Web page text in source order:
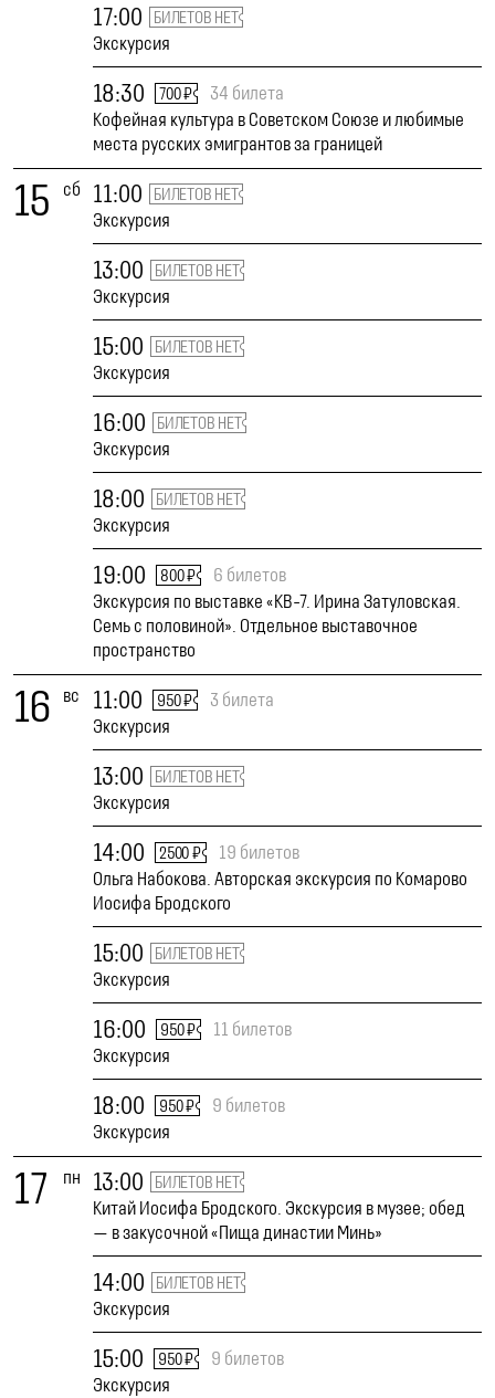
17:00 БИЛЕТОВ НЕТ
Экскурсия
18:30 700 ₽
34 билета
Кофейная культура в Советском Союзе и любимые
места русских эмигрантов за границей
15 сб 11:00 БИЛЕТОВ НЕТ
Экскурсия
13:00 БИЛЕТОВ НЕТ
Экскурсия
15:00 БИЛЕТОВ НЕТ
Экскурсия
16:00 БИЛЕТОВ НЕТ
Экскурсия
18:00 БИЛЕТОВ НЕТ
Экскурсия
19:00 800 ₽
6 билетов
Экскурсия по выставке «КВ-7. Ирина Затуловская.
Семь с половиной». Отдельное выставочное
пространство
16 вс 11:00 950 ₽
3 билета
Экскурсия
13:00 БИЛЕТОВ НЕТ
Экскурсия
14:00 2500 ₽
19 билетов
Ольга Набокова. Авторская экскурсия по Комарово
Иосифа Бродского
15:00 БИЛЕТОВ НЕТ
Экскурсия
16:00 950 ₽
11 билетов
Экскурсия
18:00 950 ₽
9 билетов
Экскурсия
17 пн 13:00 БИЛЕТОВ НЕТ
Китай Иосифа Бродского. Экскурсия в музее; обед
— в закусочной «Пища династии Минь»
14:00 БИЛЕТОВ НЕТ
Экскурсия
15:00 950 ₽
9 билетов
Экскурсия